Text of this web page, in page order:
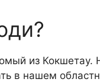
из Кок­шетау.
в нашем